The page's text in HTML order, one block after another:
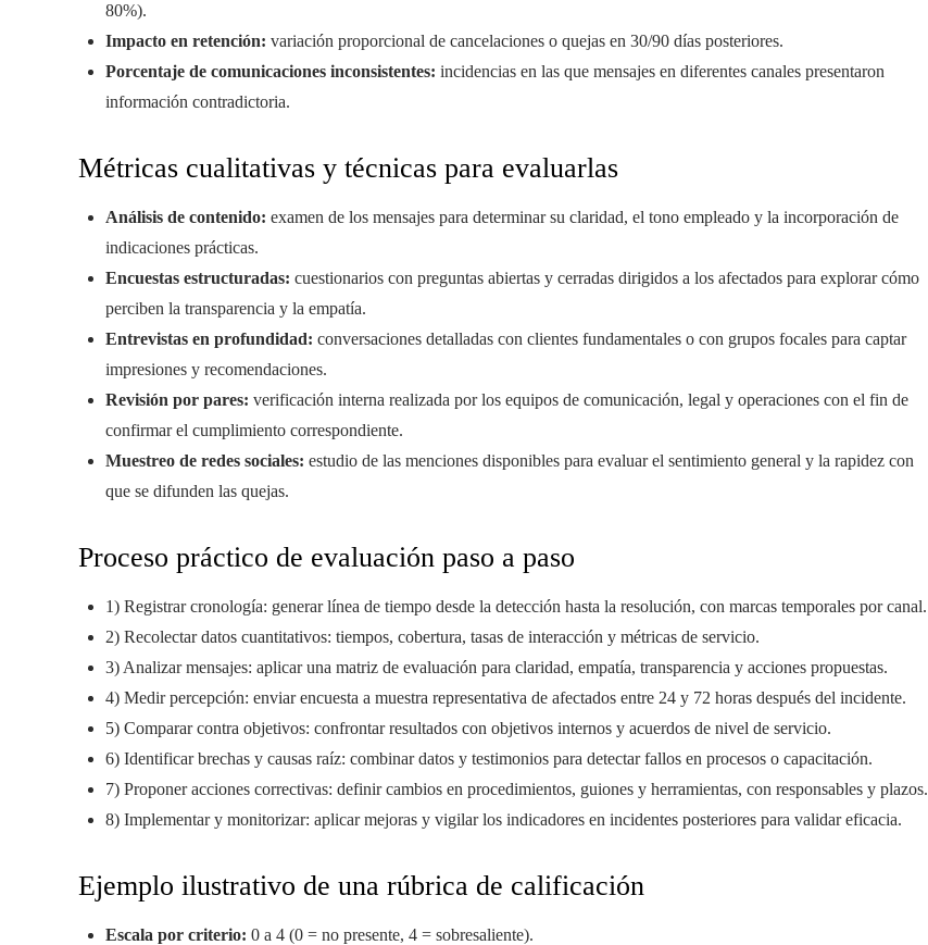
80%).
Impacto en retención: variación proporcional de cancelaciones o quejas en 30/90 días posteriores.
Porcentaje de comunicaciones inconsistentes: incidencias en las que mensajes en diferentes canales presentaron
información contradictoria.
Métricas cualitativas y técnicas para evaluarlas
Análisis de contenido: examen de los mensajes para determinar su claridad, el tono empleado y la incorporación de
indicaciones prácticas.
Encuestas estructuradas: cuestionarios con preguntas abiertas y cerradas dirigidos a los afectados para explorar cómo
perciben la transparencia y la empatía.
Entrevistas en profundidad: conversaciones detalladas con clientes fundamentales o con grupos focales para captar
impresiones y recomendaciones.
Revisión por pares: verificación interna realizada por los equipos de comunicación, legal y operaciones con el fin de
confirmar el cumplimiento correspondiente.
Muestreo de redes sociales: estudio de las menciones disponibles para evaluar el sentimiento general y la rapidez con
que se difunden las quejas.
Proceso práctico de evaluación paso a paso
1) Registrar cronología: generar línea de tiempo desde la detección hasta la resolución, con marcas temporales por canal.
2) Recolectar datos cuantitativos: tiempos, cobertura, tasas de interacción y métricas de servicio.
3) Analizar mensajes: aplicar una matriz de evaluación para claridad, empatía, transparencia y acciones propuestas.
4) Medir percepción: enviar encuesta a muestra representativa de afectados entre 24 y 72 horas después del incidente.
5) Comparar contra objetivos: confrontar resultados con objetivos internos y acuerdos de nivel de servicio.
6) Identificar brechas y causas raíz: combinar datos y testimonios para detectar fallos en procesos o capacitación.
7) Proponer acciones correctivas: definir cambios en procedimientos, guiones y herramientas, con responsables y plazos.
8) Implementar y monitorizar: aplicar mejoras y vigilar los indicadores en incidentes posteriores para validar eficacia.
Ejemplo ilustrativo de una rúbrica de calificación
Escala por criterio: 0 a 4 (0 = no presente, 4 = sobresaliente).